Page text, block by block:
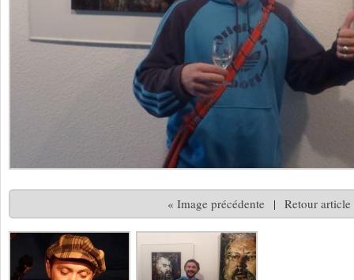
« Image précédente | Retour article